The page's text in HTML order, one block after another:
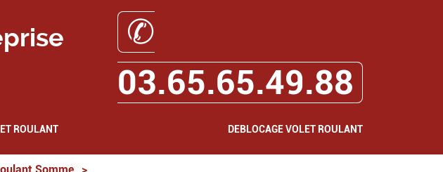
✆
03.65.65.49.88
ROULANT DEBLOCAGE VOLET ROULANT